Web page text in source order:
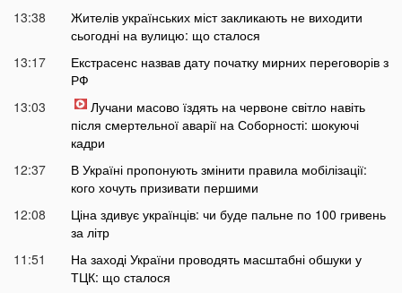
13:38
Жителів українських міст закликають не виходити
сьогодні на вулицю: що сталося
13:17
Екстрасенс назвав дату початку мирних переговорів з
РФ
13:03
Лучани масово їздять на червоне світло навіть
після смертельної аварії на Соборності: шокуючі
кадри
12:37
В Україні пропонують змінити правила мобілізації:
кого хочуть призивати першими
12:08
Ціна здивує українців: чи буде пальне по 100 гривень
за літр
11:51
На заході України проводять масштабні обшуки у
ТЦК: що сталося